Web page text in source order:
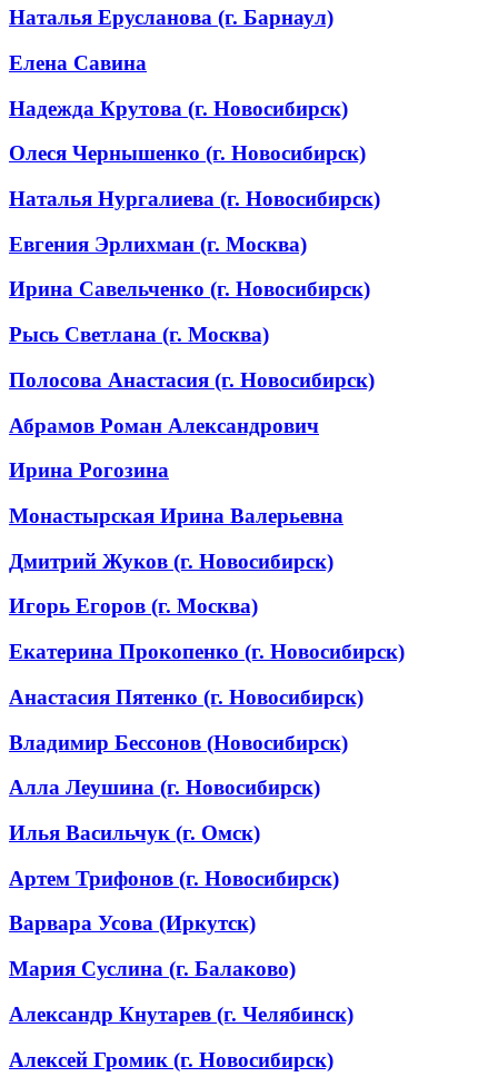
Наталья Ерусланова (г. Барнаул)
Елена Савина
Надежда Крутова (г. Новосибирск)
Олеся Чернышенко (г. Новосибирск)
Наталья Нургалиева (г. Новосибирск)
Евгения Эрлихман (г. Москва)
Ирина Савельченко (г. Новосибирск)
Рысь Светлана (г. Москва)
Полосова Анастасия (г. Новосибирск)
Абрамов Роман Александрович
Ирина Рогозина
Монастырская Ирина Валерьевна
Дмитрий Жуков (г. Новосибирск)
Игорь Егоров (г. Москва)
Екатерина Прокопенко (г. Новосибирск)
Анастасия Пятенко (г. Новосибирск)
Владимир Бессонов (Новосибирск)
Алла Леушина (г. Новосибирск)
Илья Васильчук (г. Омск)
Артем Трифонов (г. Новосибирск)
Варвара Усова (Иркутск)
Мария Суслина (г. Балаково)
Александр Кнутарев (г. Челябинск)
Алексей Громик (г. Новосибирск)